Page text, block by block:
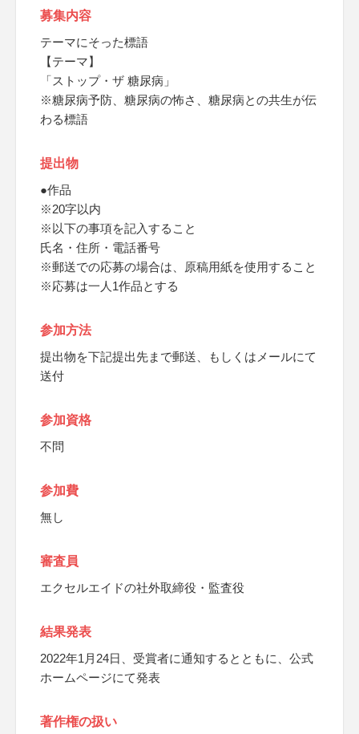
募集内容
テーマにそった標語
【テーマ】
「ストップ・ザ 糖尿病」
※糖尿病予防、糖尿病の怖さ、糖尿病との共生が伝
わる標語
提出物
●作品
※20字以内
※以下の事項を記入すること
氏名・住所・電話番号
※郵送での応募の場合は、原稿用紙を使用すること
※応募は一人1作品とする
参加方法
提出物を下記提出先まで郵送、もしくはメールにて
送付
参加資格
不問
参加費
無し
審査員
エクセルエイドの社外取締役・監査役
結果発表
2022年1月24日、受賞者に通知するとともに、公式
ホームページにて発表
著作権の扱い